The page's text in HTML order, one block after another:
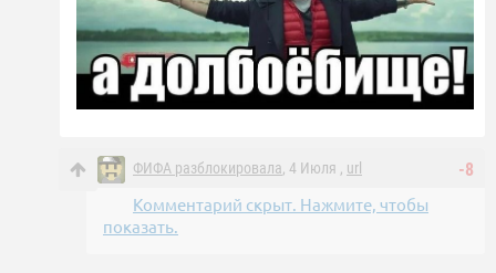
-8
ФИФА разблокировала, 4 Июля , url
Комментарий скрыт. Нажмите, чтобы
показать.